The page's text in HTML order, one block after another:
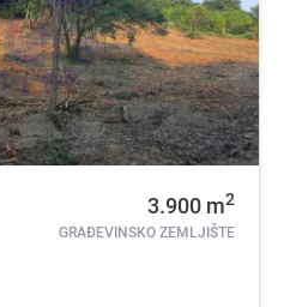
3.900 m2
GRAĐEVINSKO ZEMLJIŠTE